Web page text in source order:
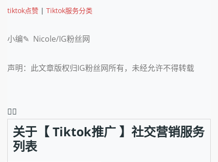
tiktok点赞 | Tiktok服务分类
小编✎ Nicole/IG粉丝网
声明：此文章版权归IG粉丝网所有，未经允许不得转载
❤️‍🔥
关于【 Tiktok推广 】社交营销服务
列表